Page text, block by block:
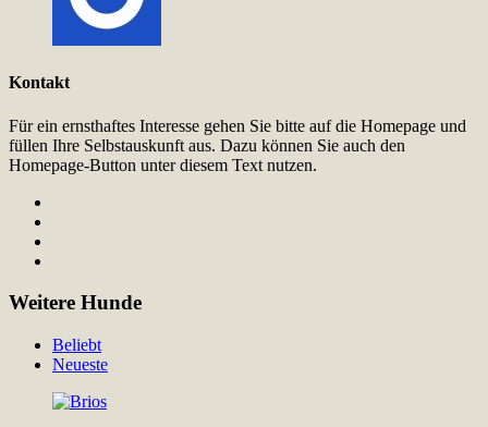
Kontakt
Für ein ernsthaftes Interesse gehen Sie bitte auf die Homepage und
füllen Ihre Selbstauskunft aus. Dazu können Sie auch den
Homepage-Button unter diesem Text nutzen.
Weitere Hunde
Beliebt
Neueste